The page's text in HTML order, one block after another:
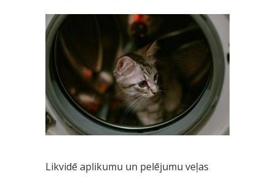
Likvidē aplikumu un pelējumu veļas